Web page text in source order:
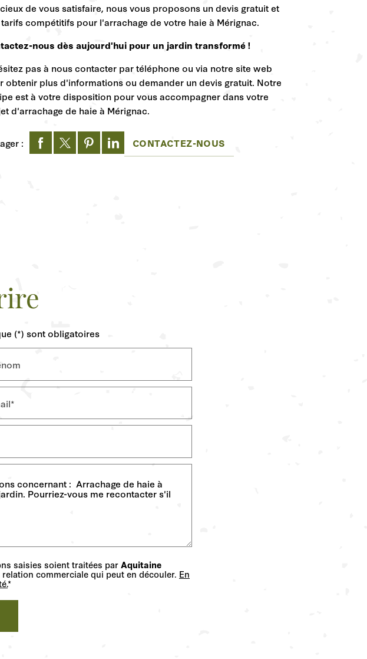
de vous satisfaire, nous vous proposons un devis gratuit et
compétitifs pour l'arrachage de votre haie à Mérignac.
nous dès aujourd'hui pour un jardin transformé !
pas à nous contacter par téléphone ou via notre site web
obtenir plus d'informations ou demander un devis gratuit. Notre
est à votre disposition pour vous accompagner dans votre
d'arrachage de haie à Mérignac.
: CONTACTEZ-NOUS
(*) sont obligatoires
saisies soient traitées parAquitaine
commerciale qui peut en découler. En
*